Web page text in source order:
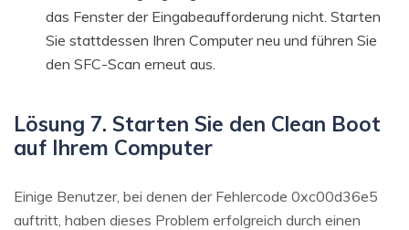
das Fenster der Eingabeaufforderung nicht. Starten
Sie stattdessen Ihren Computer neu und führen Sie
den SFC-Scan erneut aus.
Lösung 7. Starten Sie den Clean Boot
auf Ihrem Computer
Einige Benutzer, bei denen der Fehlercode 0xc00d36e5
auftritt, haben dieses Problem erfolgreich durch einen